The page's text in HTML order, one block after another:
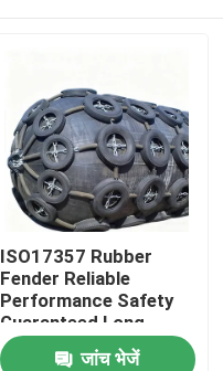
ISO17357 Rubber
Fender Reliable
Performance Safety
Guaranteed Long
Service Life
जांच भेजें